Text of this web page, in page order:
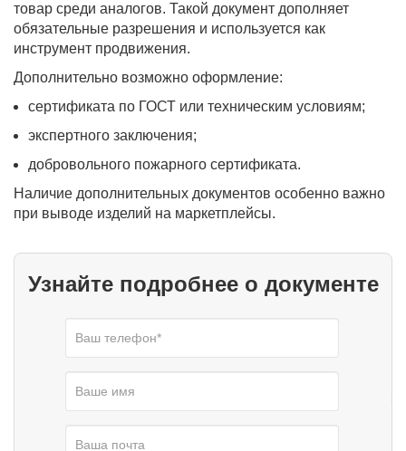
товар среди аналогов. Такой документ дополняет
обязательные разрешения и используется как
инструмент продвижения.
Дополнительно возможно оформление:
сертификата по ГОСТ или техническим условиям;
экспертного заключения;
добровольного пожарного сертификата.
Наличие дополнительных документов особенно важно
при выводе изделий на маркетплейсы.
Узнайте подробнее о документе